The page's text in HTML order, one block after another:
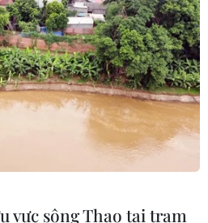
gia tăng
không hút
thêm
vực sông Thao tại trạm